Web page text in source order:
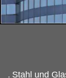
. Stahl und